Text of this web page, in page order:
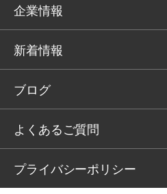
企業情報
新着情報
ブログ
よくあるご質問
プライバシーポリシー